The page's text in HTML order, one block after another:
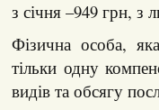
з січня –949 грн,
Фізична особа,
тільки одну
видів та обсягу